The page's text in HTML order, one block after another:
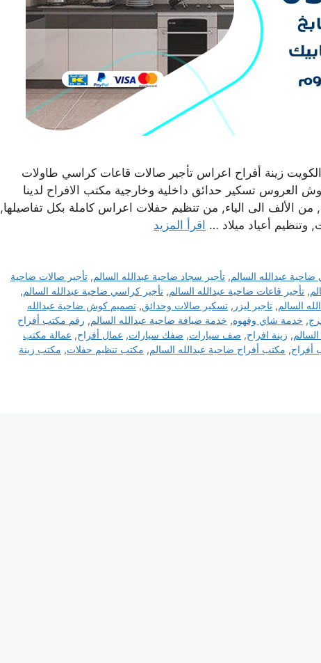
زينة أفراح اعراس تأجير صالات قاعات كراسي طاولات
تسكير حدائق داخلية وخارجية مكتب الافراح لدينا
من الألف الى الياء, من تنظيم حفلات اعراس كاملة بكل تفاصيلها,
وتنظيم أعياد ميلاد … اقرأ المزيد
عبدالله السالم,تأجير سجاد ضاحية عبدالله السالم,تأجير صالات ضاحية
, تأجير قاعات ضاحية عبدالله السالم, تأجير كراسي ضاحية عبدالله السالم,
السالم, تاجير ليزر , تسكير صالات وحدائق, تصميم كوش ضاحية عبدالله
, خدمة شاي وقهوه, خدمة ضيافة ضاحية عبدالله السالم, رقم مكتب أفراح
, زينة افراح, صف سيارات, صفك سيارات, عمال أفراح, عمالة مكتب
أفراح, مكتب أفراح ضاحية عبدالله السالم, مكتب تنظيم حفلات, مكتب زينة